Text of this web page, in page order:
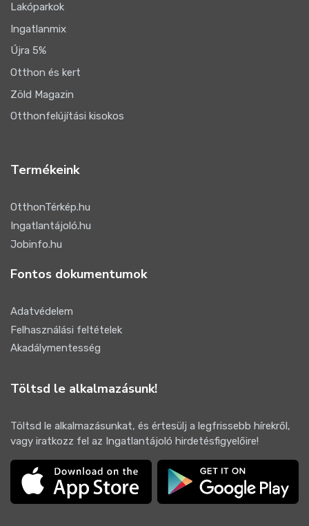
Lakóparkok
Ingatlanmix
Újra 5%
Otthon és kert
Zöld Magazin
Otthonfelújítási kisokos
Termékeink
OtthonTérkép.hu
Ingatlantájoló.hu
Jobinfo.hu
Fontos dokumentumok
Adatvédelem
Felhasználási feltételek
Akadálymentesség
Töltsd le alkalmazásunk!
Töltsd le alkalmazásunkat, és értesülj a legfrissebb hírekről,
vagy iratkozz fel az Ingatlantájoló hirdetésfigyelőire!